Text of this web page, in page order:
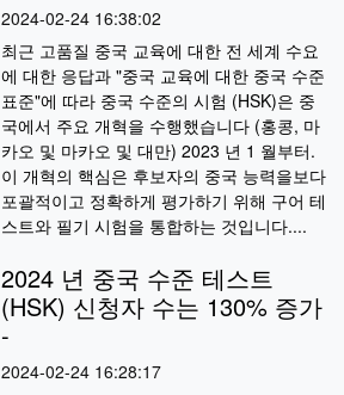
2024-02-24 16:38:02
최근 고품질 중국 교육에 대한 전 세계 수요
에 대한 응답과 "중국 교육에 대한 중국 수준
표준"에 따라 중국 수준의 시험 (HSK)은 중
국에서 주요 개혁을 수행했습니다 (홍콩, 마
카오 및 마카오 및 대만) 2023 년 1 월부터.
이 개혁의 핵심은 후보자의 중국 능력을보다
포괄적이고 정확하게 평가하기 위해 구어 테
스트와 필기 시험을 통합하는 것입니다....
2024 년 중국 수준 테스트
(HSK) 신청자 수는 130% 증가
-
2024-02-24 16:28:17